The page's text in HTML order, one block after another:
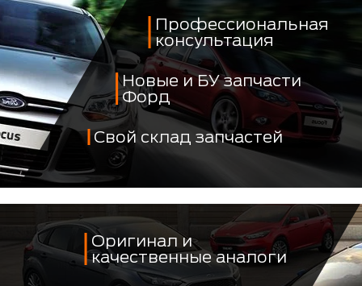
Профессиональная
консультация
Новые и БУ запчасти
Форд
Свой склад запчастей
Оригинал и
качественные аналоги